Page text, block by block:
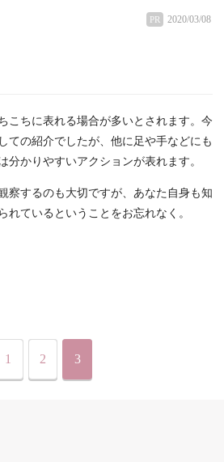
PR 2020/03/08
こちに表れる場合が多いとされます。今
ての紹介でしたが、他に足や手などにも
分かりやすいアクションが表れます。
察するのも大切ですが、あなた自身も知
れているということをお忘れなく。
1 2 3